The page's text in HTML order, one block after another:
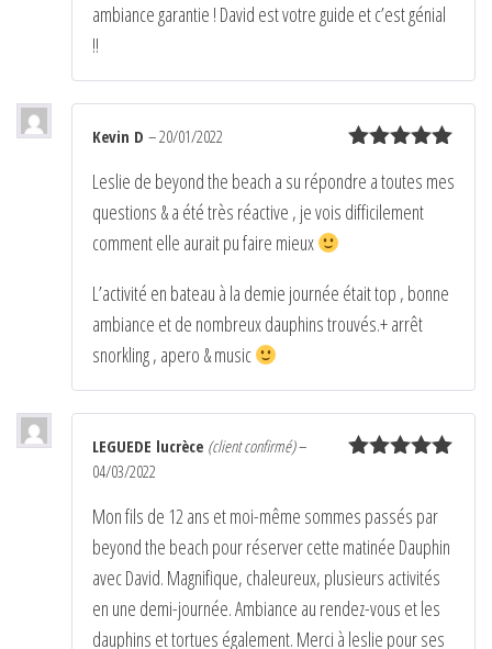
ambiance garantie ! David est votre guide et c’est génial
!!
5
Kevin D –20/01/2022
Leslie de beyond the beach a su répondre a toutes mes
questions & a été très réactive , je vois difficilement
comment elle aurait pu faire mieux
L’activité en bateau à la demie journée était top , bonne
ambiance et de nombreux dauphins trouvés.+ arrêt
snorkling , apero & music
LEGUEDE lucrèce (client confirmé)–
04/03/2022
Mon fils de 12 ans et moi-même sommes passés par
beyond the beach pour réserver cette matinée Dauphin
avec David. Magnifique, chaleureux, plusieurs activités
en une demi-journée. Ambiance au rendez-vous et les
dauphins et tortues également. Merci à leslie pour ses